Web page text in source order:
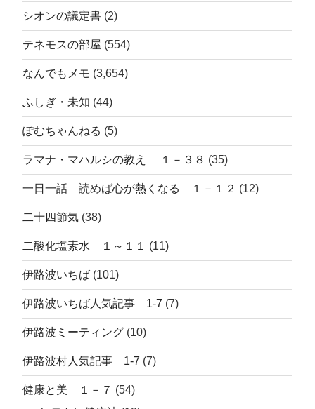
シオンの議定書 (2)
テネモスの部屋 (554)
なんでもメモ (3,654)
ふしぎ・未知 (44)
ぽむちゃんねる (5)
ラマナ・マハルシの教え １－３８ (35)
一日一話 読めば心が熱くなる １－１２ (12)
二十四節気 (38)
二酸化塩素水 １～１１ (11)
伊路波いちば (101)
伊路波いちば人気記事 1-7 (7)
伊路波ミーティング (10)
伊路波村人気記事 1-7 (7)
健康と美 １－７ (54)